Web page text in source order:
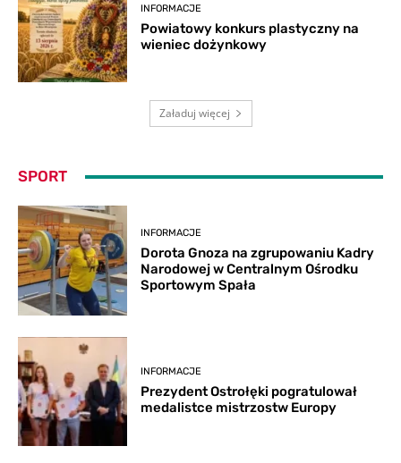
INFORMACJE
Powiatowy konkurs plastyczny na
wieniec dożynkowy
Załaduj więcej
SPORT
INFORMACJE
Dorota Gnoza na zgrupowaniu Kadry
Narodowej w Centralnym Ośrodku
Sportowym Spała
INFORMACJE
Prezydent Ostrołęki pogratulował
medalistce mistrzostw Europy